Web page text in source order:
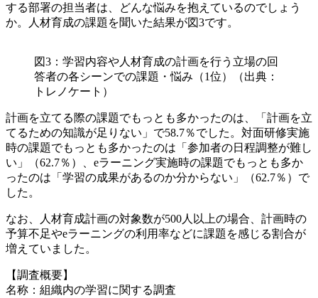
する部署の担当者は、どんな悩みを抱えているのでしょう
か。人材育成の課題を聞いた結果が図3です。
図3：学習内容や人材育成の計画を行う立場の回
答者の各シーンでの課題・悩み（1位）（出典：
トレノケート）
計画を立てる際の課題でもっとも多かったのは、「計画を立
てるための知識が足りない」で58.7％でした。対面研修実施
時の課題でもっとも多かったのは「参加者の日程調整が難し
い」（62.7％）、eラーニング実施時の課題でもっとも多か
ったのは「学習の成果があるのか分からない」（62.7％）で
した。
なお、人材育成計画の対象数が500人以上の場合、計画時の
予算不足やeラーニングの利用率などに課題を感じる割合が
増えていました。
【調査概要】
名称：組織内の学習に関する調査